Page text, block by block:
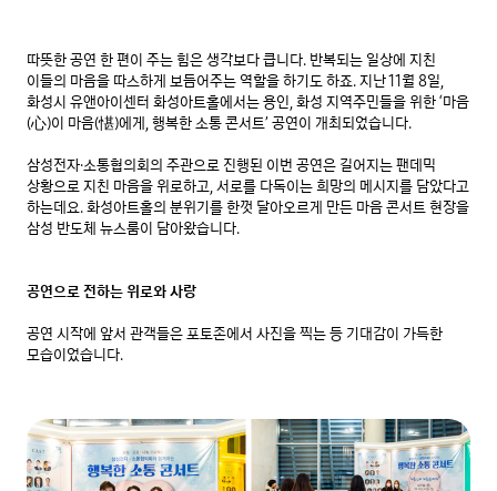
따뜻한 공연 한 편이 주는 힘은 생각보다 큽니다. 반복되는 일상에 지친
이들의 마음을 따스하게 보듬어주는 역할을 하기도 하죠. 지난 11월 8일,
화성시 유앤아이센터 화성아트홀에서는 용인, 화성 지역주민들을 위한 ‘마음
(心)이 마음(愖)에게, 행복한 소통 콘서트’ 공연이 개최되었습니다.
삼성전자·소통협의회의 주관으로 진행된 이번 공연은 길어지는 팬데믹
상황으로 지친 마음을 위로하고, 서로를 다독이는 희망의 메시지를 담았다고
하는데요. 화성아트홀의 분위기를 한껏 달아오르게 만든 마음 콘서트 현장을
삼성 반도체 뉴스룸이 담아왔습니다.
공연으로 전하는 위로와 사랑
공연 시작에 앞서 관객들은 포토존에서 사진을 찍는 등 기대감이 가득한
모습이었습니다.